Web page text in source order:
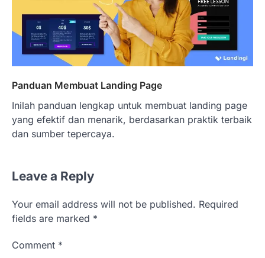
Panduan Membuat Landing Page
Inilah panduan lengkap untuk membuat landing page
yang efektif dan menarik, berdasarkan praktik terbaik
dan sumber tepercaya.
Leave a Reply
Your email address will not be published. Required
fields are marked *
Comment *